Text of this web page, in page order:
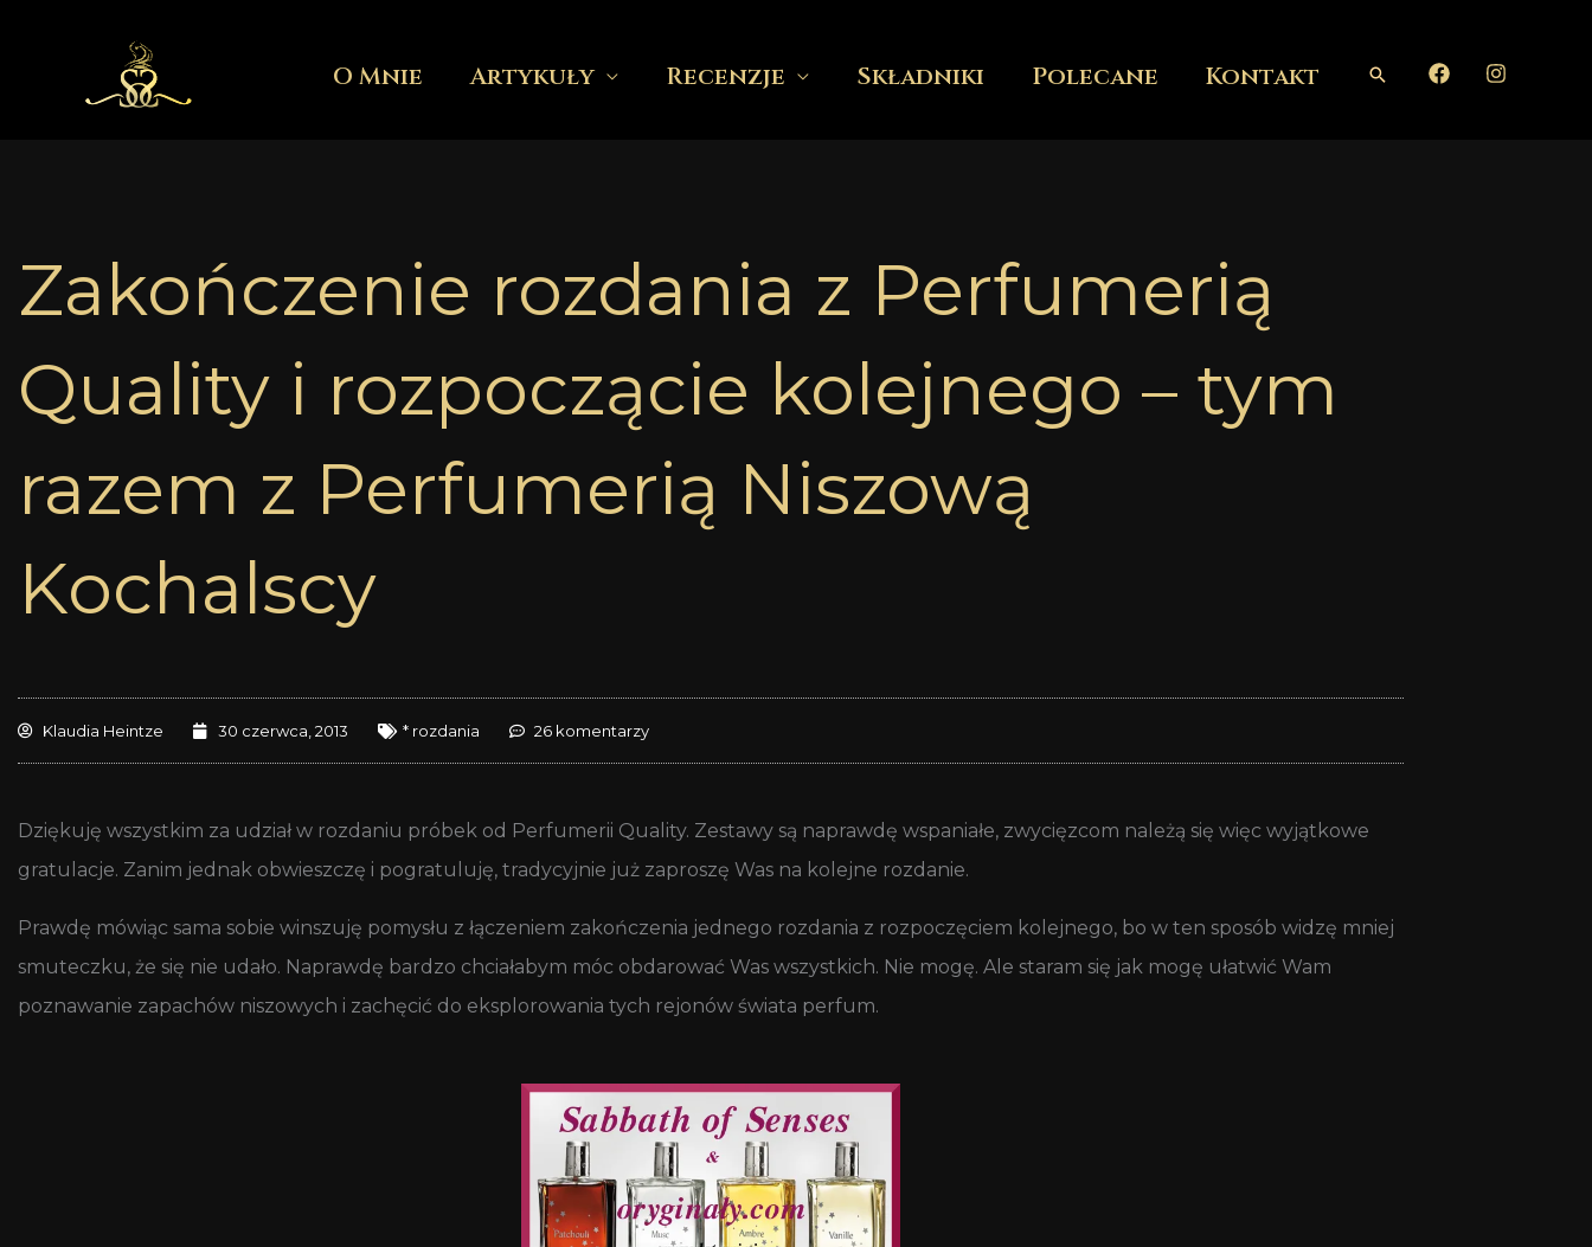
O Mnie Artykuły Recenzje Składniki Polecane Kontakt Szukaj
Zakończenie rozdania z Perfumerią
Quality i rozpoczącie kolejnego – tym
razem z Perfumerią Niszową
Kochalscy
Klaudia Heintze 30 czerwca, 2013 * rozdania 26 komentarzy
Dziękuję wszystkim za udział w rozdaniu próbek od Perfumerii Quality. Zestawy są naprawdę wspaniałe, zwycięzcom należą się więc wyjątkowe
gratulacje. Zanim jednak obwieszczę i pogratuluję, tradycyjnie już zaproszę Was na kolejne rozdanie.
Prawdę mówiąc sama sobie winszuję pomysłu z łączeniem zakończenia jednego rozdania z rozpoczęciem kolejnego, bo w ten sposób widzę mniej
smuteczku, że się nie udało. Naprawdę bardzo chciałabym móc obdarować Was wszystkich. Nie mogę. Ale staram się jak mogę ułatwić Wam
poznawanie zapachów niszowych i zachęcić do eksplorowania tych rejonów świata perfum.